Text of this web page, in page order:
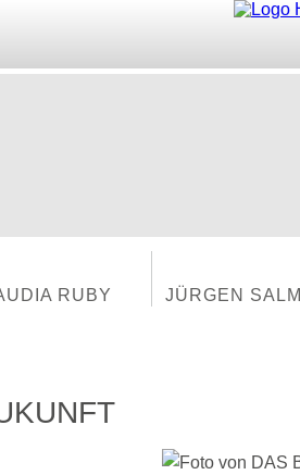
RUBY JÜRGEN SALM